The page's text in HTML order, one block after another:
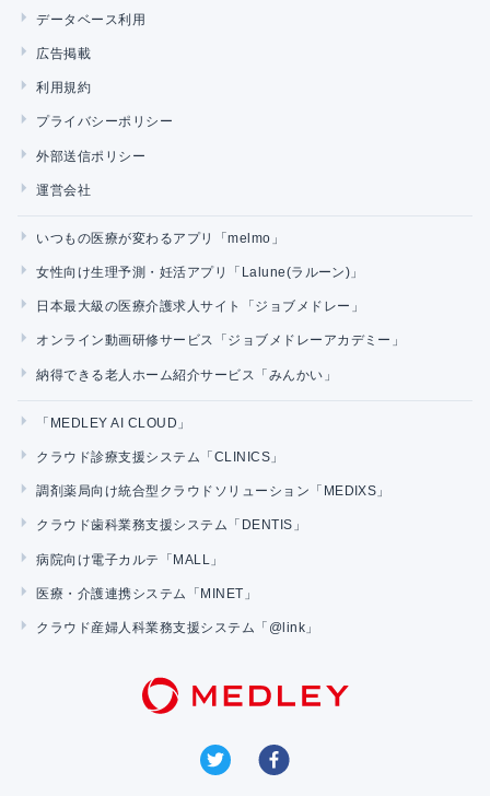
データベース利用
広告掲載
利用規約
プライバシーポリシー
外部送信ポリシー
運営会社
いつもの医療が変わるアプリ「melmo」
女性向け生理予測・妊活アプリ「Lalune(ラルーン)」
日本最大級の医療介護求人サイト「ジョブメドレー」
オンライン動画研修サービス「ジョブメドレーアカデミー」
納得できる老人ホーム紹介サービス「みんかい」
「MEDLEY AI CLOUD」
クラウド診療支援システム「CLINICS」
調剤薬局向け統合型クラウドソリューション「MEDIXS」
クラウド歯科業務支援システム「DENTIS」
病院向け電子カルテ「MALL」
医療・介護連携システム「MINET」
クラウド産婦人科業務支援システム「@link」